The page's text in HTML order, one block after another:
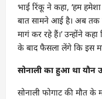
भाई रिंकू ने कहा, ‘हम
बात सामने आई है। अब तक
मागं कर रहे हैं।’ उन्होंने
के बाद फैसला लेंगे कि इस
सोनाली का हुआ था यौन
सोनाली फोगाट की मौत के